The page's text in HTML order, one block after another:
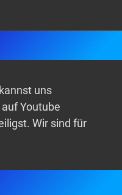
uns
Youtube
Wir sind für